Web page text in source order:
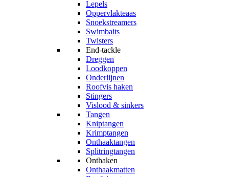
Lepels
Oppervlakteaas
Snoekstreamers
Swimbaits
Twisters
End-tackle
Dreggen
Loodkoppen
Onderlijnen
Roofvis haken
Stingers
Vislood & sinkers
Tangen
Kniptangen
Krimptangen
Onthaaktangen
Splitringtangen
Onthaken
Onthaakmatten